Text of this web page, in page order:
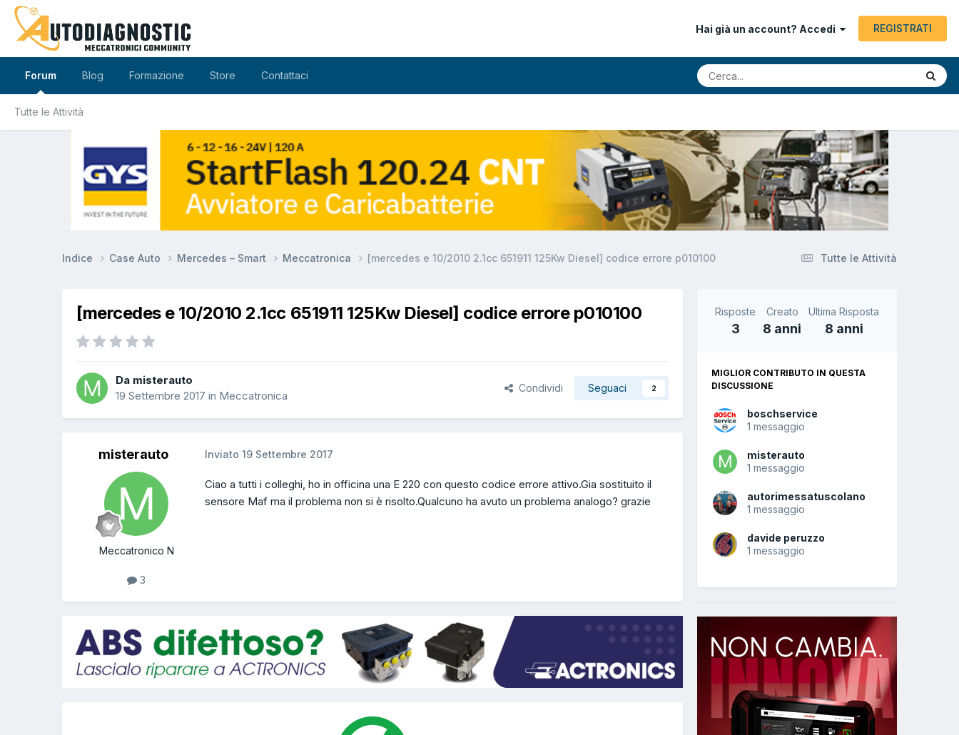
Hai già un account? Accedi REGISTRATI
Forum
Tutte le Attività
Blog Formazione Store Contattaci
Tutte le Attività
Indice Case Auto Mercedes – Smart Meccatronica [mercedes e 10/2010 2.1cc 651911 125Kw Diesel] codice errore p010100
[mercedes e 10/2010 2.1cc 651911 125Kw Diesel] codice errore p010100
Da misterauto
19 Settembre 2017 in Meccatronica
Condividi Seguaci 2
misterauto
Meccatronico N
3
Inviato 19 Settembre 2017
Ciao a tutti i colleghi, ho in officina una E 220 con questo codice errore attivo.Gia sostituito il
sensore Maf ma il problema non si è risolto.Qualcuno ha avuto un problema analogo? grazie
Risposte
3
Creato
8 anni
Ultima Risposta
8 anni
MIGLIOR CONTRIBUTO IN QUESTA
DISCUSSIONE
boschservice
1 messaggio
misterauto
1 messaggio
autorimessatuscolano
1 messaggio
davide peruzzo
1 messaggio